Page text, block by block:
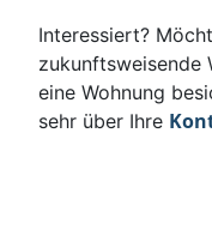
Interessiert?
zukunftsweisende
eine Wohnung
sehr über Ihre